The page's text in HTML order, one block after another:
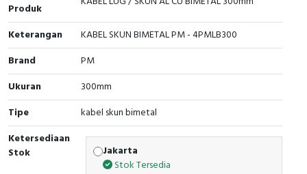
Cable Operated Switch
Signalling Columns
Safety Sensors
Pressure Switch
Ultrasonic & Rotary Encoder
Panel Box
Produk
Keterangan
KABEL SKUN BIMETAL PM - 4PMLB300
Brand
PM
Ukuran
300mm
Tipe
kabel skun bimetal
Ketersediaan
Stok
Jakarta
Stok Tersedia